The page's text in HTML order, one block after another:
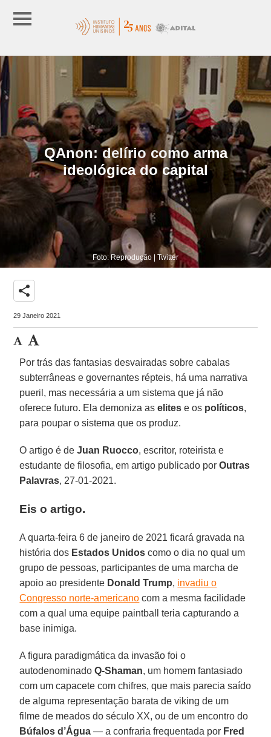
QAnon: delírio como arma
ideológica do capital
Foto: Reprodução | Twitter
share
29 Janeiro 2021
Por trás das fantasias desvairadas sobre cabalas
subterrâneas e governantes répteis, há uma narrativa
pueril, mas necessária a um sistema que já não
oferece futuro. Ela demoniza aselites e os políticos,
para poupar o sistema que os produz.
O artigo é deJuan Ruocco, escritor, roteirista e
estudante de filosofia, em artigo publicado porOutras
Palavras, 27-01-2021.
Eis o artigo.
A quarta-feira 6 de janeiro de 2021 ficará gravada na
história dos Estados Unidos como o dia no qual um
grupo de pessoas, participantes de uma marcha de
apoio ao presidente Donald Trump, invadiu o
Congresso norte-americano com a mesma facilidade
com a qual uma equipe paintball teria capturando a
base inimiga.
A figura paradigmática da invasão foi o
autodenominadoQ-Shaman, um homem fantasiado
com um capacete com chifres, que mais parecia saído
de alguma representação barata de viking de um
filme de meados do século XX, ou de um encontro do
Búfalos d’Água — a confraria frequentada por Fred